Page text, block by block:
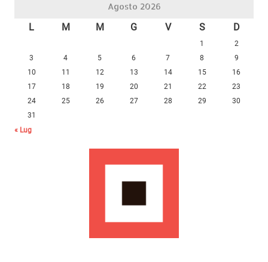
Agosto 2026
L M M G V S D
1
2
3
4 5 6 7 8
9
10
11 12 13 14 15
16
17
18 19 20 21 22
23
24
25 26 27 28 29
30
31
« Lug